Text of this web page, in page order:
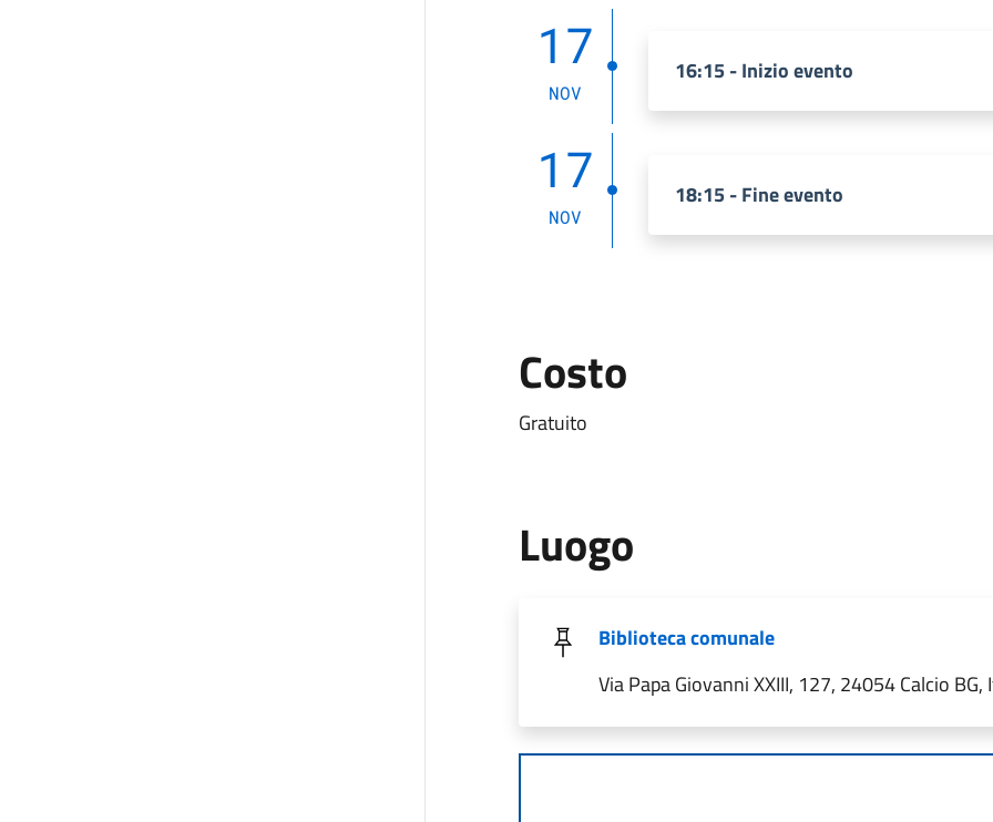
17
NOV
16:15 - Inizio evento
17
NOV
18:15 - Fine evento
Costo
Gratuito
Luogo
Biblioteca comunale
Via Papa Giovanni XXIII, 127, 24054 Calcio BG,